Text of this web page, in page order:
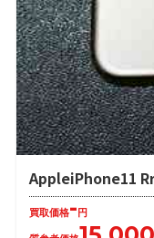
AppleiPhone11
買取価格- 円